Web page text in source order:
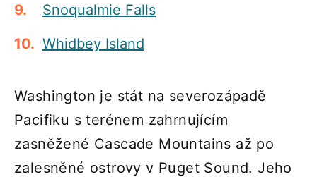
Snoqualmie Falls
Whidbey Island
Washington je stát na severozápadě
Pacifiku s terénem zahrnujícím
zasněžené Cascade Mountains až po
zalesněné ostrovy v Puget Sound. Jeho